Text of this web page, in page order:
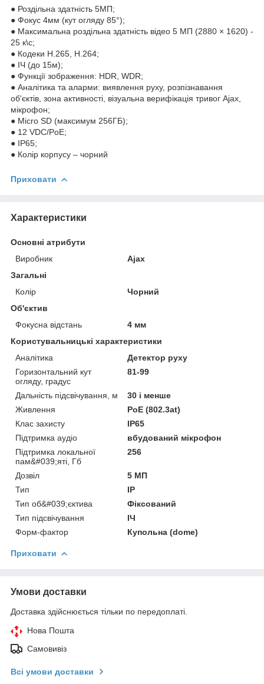
● Роздільна здатність 5МП;
● Фокус 4мм (кут огляду 85°);
● Максимальна роздільна здатність відео 5 МП (2880 × 1620) -
25 к\с;
● Кодеки H.265, H.264;
● ІЧ (до 15м);
● Функції зображення: HDR, WDR;
● Аналітика та аларми: виявлення руху, розпізнавання
об'єктів, зона активності, візуальна верифікація тривог Ajax,
мікрофон;
● Micro SD (максимум 256ГБ);
● 12 VDC/PoE;
● IP65;
● Колір корпусу – чорний
Приховати
Характеристики
Основні атрибути
Виробник
Ajax
Загальні
Колір
Чорний
Об'єктив
Фокусна відстань
4 мм
Користувальницькі характеристики
Аналітика
Детектор руху
Горизонтальний кут
огляду, градус
81-99
Дальність підсвічування, м
30 і менше
Живлення
PoE (802.3at)
Клас захисту
IP65
Підтримка аудіо
вбудований мікрофон
Підтримка локальної
пам&#039;яті, Гб
256
Дозвіл
5 МП
Тип
IP
Тип об&#039;єктива
Фіксований
Тип підсвічування
ІЧ
Форм-фактор
Купольна (dome)
Приховати
Умови доставки
Доставка здійснюється тільки по передоплаті.
Нова Пошта
Самовивіз
Всі умови доставки